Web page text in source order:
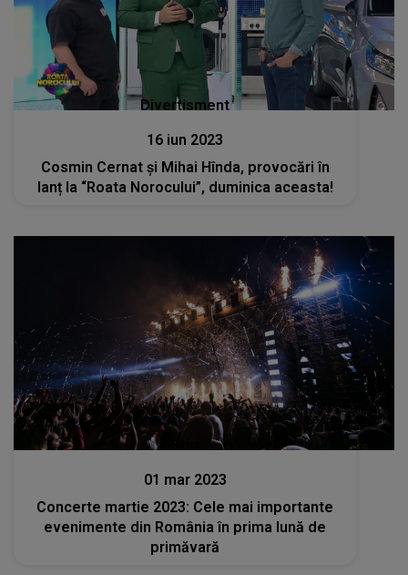
Divertisment
16 iun 2023
Cosmin Cernat și Mihai Hînda, provocări în
lanț la “Roata Norocului”, duminica aceasta!
01 mar 2023
Concerte martie 2023: Cele mai importante
evenimente din România în prima lună de
primăvară